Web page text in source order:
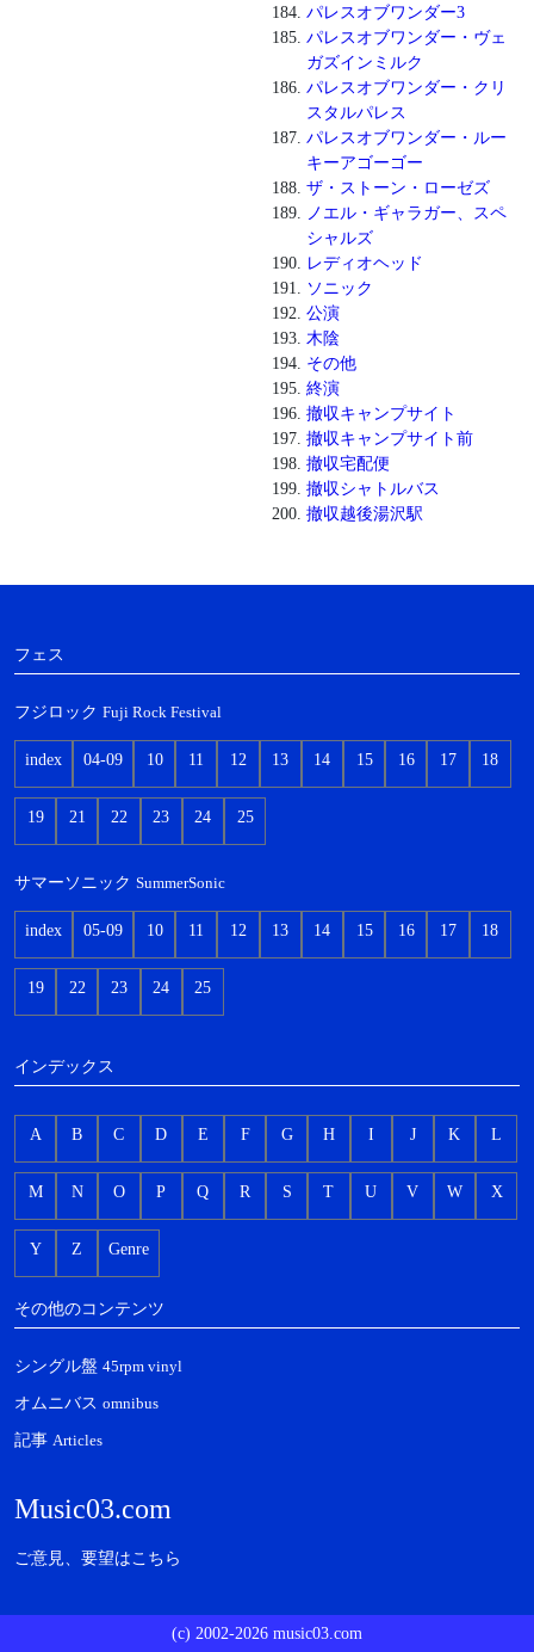
パレスオブワンダー3
パレスオブワンダー・ヴェ
ガズインミルク
パレスオブワンダー・クリ
スタルパレス
パレスオブワンダー・ルー
キーアゴーゴー
ザ・ストーン・ローゼズ
ノエル・ギャラガー、スペ
シャルズ
レディオヘッド
ソニック
公演
木陰
その他
終演
撤収キャンプサイト
撤収キャンプサイト前
撤収宅配便
撤収シャトルバス
撤収越後湯沢駅
フェス
フジロック Fuji Rock Festival
index 04-09 10 11 12 13 14 15 16 17 18
19 21 22 23 24 25
サマーソニック SummerSonic
index 05-09 10 11 12 13 14 15 16 17 18
19 22 23 24 25
インデックス
A B C D E F G H I J K L
M N O P Q R S T U V W X
Y Z Genre
その他のコンテンツ
シングル盤 45rpm vinyl
オムニバス omnibus
記事 Articles
Music03.com
ご意見、要望はこちら
(c) 2002-2026 music03.com